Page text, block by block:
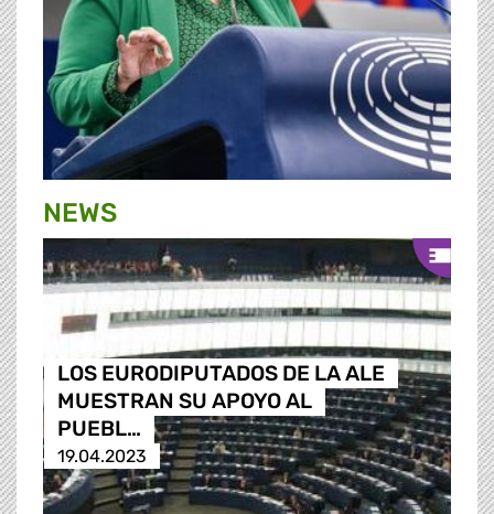
NEWS
LOS EURODIPUTADOS DE LA ALE
MUESTRAN SU APOYO AL
PUEBL…
19.04.2023